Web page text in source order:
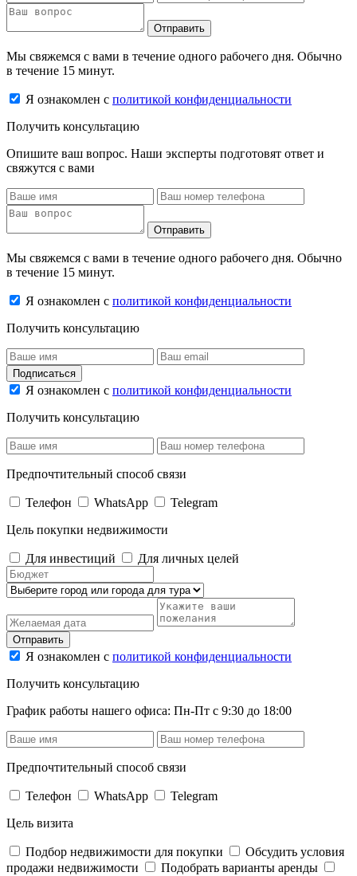
Отправить
Мы свяжемся с вами в течение одного рабочего дня. Обычно
в течение 15 минут.
Я ознакомлен с политикой конфиденциальности
Получить консультацию
Опишите ваш вопрос. Наши эксперты подготовят ответ и
свяжутся с вами
Отправить
Мы свяжемся с вами в течение одного рабочего дня. Обычно
в течение 15 минут.
Я ознакомлен с политикой конфиденциальности
Получить консультацию
Подписаться
Я ознакомлен с политикой конфиденциальности
Получить консультацию
Предпочтительный способ связи
Телефон WhatsApp
Telegram
Цель покупки недвижимости
Для инвестиций Для личных целей
Отправить
Я ознакомлен с политикой конфиденциальности
Получить консультацию
График работы нашего офиса: Пн-Пт с 9:30 до 18:00
Предпочтительный способ связи
Телефон WhatsApp
Telegram
Цель визита
Подбор недвижимости для покупки
Обсудить условия
продажи недвижимости
Подобрать варианты аренды